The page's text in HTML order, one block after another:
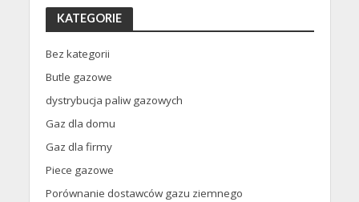
KATEGORIE
Bez kategorii
Butle gazowe
dystrybucja paliw gazowych
Gaz dla domu
Gaz dla firmy
Piece gazowe
Porównanie dostawców gazu ziemnego